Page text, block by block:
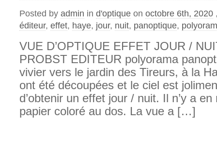
Posted by admin in d'optique on octobre 6th, 2020
éditeur, effet, haye, jour, nuit, panoptique,
VUE D’OPTIQUE EFFET JOUR /
PROBST EDITEUR polyorama
vivier vers le jardin des Tireurs, à la
ont été découpées et le ciel est
d’obtenir un effet jour / nuit. Il n’y a
papier coloré au dos. La vue a […]